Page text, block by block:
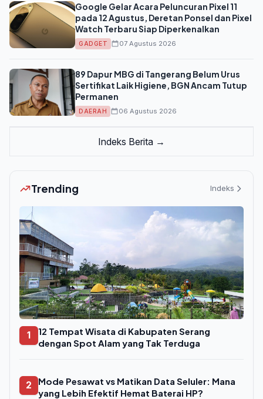
Google Gelar Acara Peluncuran Pixel 11
pada 12 Agustus, Deretan Ponsel dan Pixel
Watch Terbaru Siap Diperkenalkan
GADGET 07 Agustus 2026
89 Dapur MBG di Tangerang Belum Urus
Sertifikat Laik Higiene, BGN Ancam Tutup
Permanen
DAERAH 06 Agustus 2026
Indeks Berita →
Trending Indeks
1
12 Tempat Wisata di Kabupaten Serang
dengan Spot Alam yang Tak Terduga
2
Mode Pesawat vs Matikan Data Seluler: Mana
yang Lebih Efektif Hemat Baterai HP?